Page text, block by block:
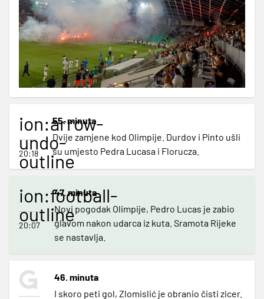
ion:arrow-
undo-
outline
20:18
55. minuta
Dvije zamjene kod Olimpije. Durdov i Pinto ušli
su umjesto Pedra Lucasa i Florucza.
ion:football-
outline
20:07
47. minuta
Novi pogodak Olimpije, Pedro Lucas je zabio
glavom nakon udarca iz kuta. Sramota Rijeke
se nastavlja.
46. minuta
I skoro peti gol, Zlomislić je obranio čisti zicer.